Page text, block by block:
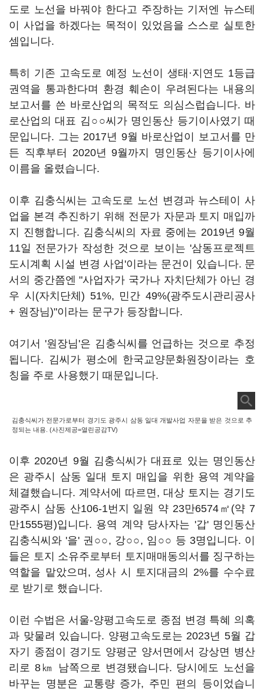
도로 노선을 바꿔야 한다고 주장하는 기저엔 뉴스테
이 사업을 하겠다는 목적이 있었음을 스스로 실토한
셈입니다.
특히 기존 고속도로 예정 노선이 생태·지연도 1등급
권역을 통과한다며 환경 훼손이 우려된다는 내용의
보고서를 쓴 바로산업의 목적도 의심스럽습니다. 바
로산업의 대표 김○○씨가 명인동산 등기이사였기 때
문입니다. 그는 2017년 9월 바로산업이 보고서를 만
든 직후부터 2020년 9월까지 명인동산 등기이사에
이름을 올렸습니다.
이후 김충식씨는 고속도로 노선 변경과 뉴스테이 사
업을 본격 추진하기 위해 전문가 자문과 토지 매입까
지 진행합니다. 김충식씨의 자료 중에는 2019년 9월
11일 전문가가 작성한 것으로 보이는 '삼동프로젝트
도시계획 시설 변경 사업'이라는 문건이 있습니다. 문
서의 중간쯤엔 "사업자가 국가나 자치단체가 아닌 경
우 시(자치단체) 51%, 민간 49%(광주도시관리공사
+ 원장님)"이라는 문구가 등장합니다.
여기서 '원장님'은 김충식씨를 언급하는 것으로 추정
됩니다. 김씨가 평소에 한국교양문화원장이라는 호
칭을 주로 사용했기 때문입니다.
김충식씨가 전문가로부터 경기도 광주시 삼동 일대 개발사업 자문을 받은 것으로 추
정되는 내용. (사진제공=열린공감TV)
이후 2020년 9월 김충식씨가 대표로 있는 명인동산
은 광주시 삼동 일대 토지 매입을 위한 용역 계약을
체결했습니다. 계약서에 따르면, 대상 토지는 경기도
광주시 삼동 산106-1번지 일원 약 23만6574㎡(약 7
만1555평)입니다. 용역 계약 당사자는 '갑' 명인동산
김충식씨와 '을' 권○○, 강○○, 임○○ 등 3명입니다. 이
들은 토지 소유주로부터 토지매매동의서를 징구하는
역할을 맡았으며, 성사 시 토지대금의 2%를 수수료
로 받기로 했습니다.
이런 수법은 서울-양평고속도로 종점 변경 특혜 의혹
과 맞물려 있습니다. 양평고속도로는 2023년 5월 갑
자기 종점이 경기도 양평군 양서면에서 강상면 병산
리로 8㎞ 남쪽으로 변경됐습니다. 당시에도 노선을
바꾸는 명분은 교통량 증가, 주민 편의 등이었습니